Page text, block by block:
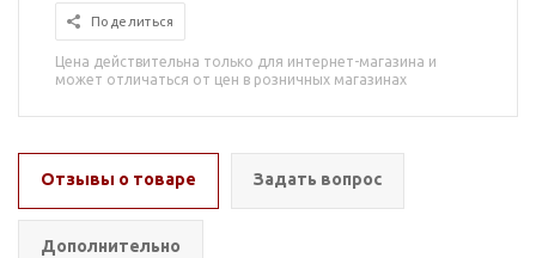
Поделиться
Цена действительна только для интернет-магазина и
может отличаться от цен в розничных магазинах
Отзывы о товаре Задать вопрос
Дополнительно